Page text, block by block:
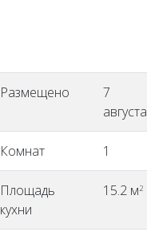
Размещено
7
августа
Комнат 1
Площадь
кухни
15.2 м2